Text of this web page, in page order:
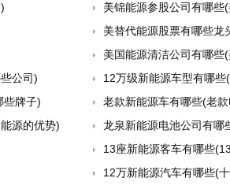
美锦能源参股公司有哪些
美替代能源股票有哪些龙
美国能源清洁公司有哪些
公司)
12万级新能源车型有哪
些牌子)
老款新能源车有哪些(老
源的优势)
龙泉新能源电池公司有哪
13座新能源客车有哪些
12万新能源汽车有哪些(